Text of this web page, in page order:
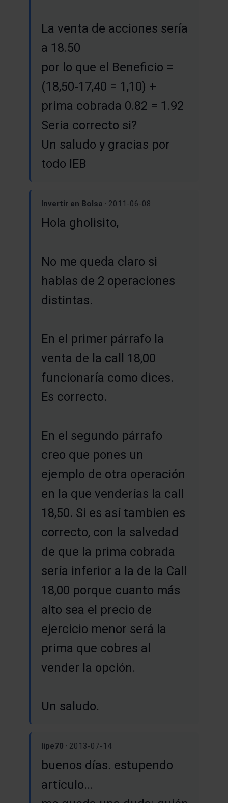
La venta de acciones sería
a 18.50
por lo que el Beneficio =
(18,50-17,40 = 1,10) +
prima cobrada 0.82 = 1.92
Seria correcto si?
Un saludo y gracias por
todo IEB
Invertir en Bolsa · 2011-06-08
Hola gholisito,
No me queda claro si
hablas de 2 operaciones
distintas.
En el primer párrafo la
venta de la call 18,00
funcionaría como dices.
Es correcto.
En el segundo párrafo
creo que pones un
ejemplo de otra operación
en la que venderías la call
18,50. Si es así tambien es
correcto, con la salvedad
de que la prima cobrada
sería inferior a la de la Call
18,00 porque cuanto más
alto sea el precio de
ejercicio menor será la
prima que cobres al
vender la opción.
Un saludo.
lipe70 · 2013-07-14
buenos días. estupendo
artículo...